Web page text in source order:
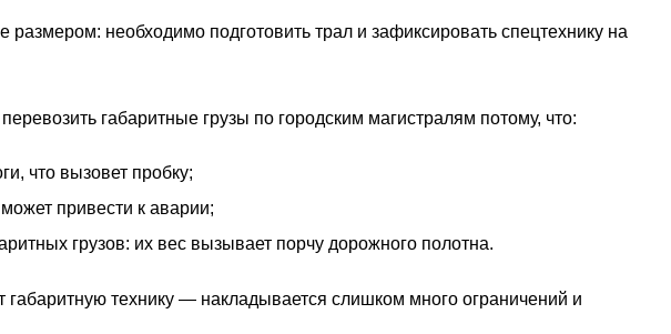
размером: необходимо подготовить трал и зафиксировать спецтехнику на
габаритные грузы по городским магистралям потому, что:
что вызовет пробку;
привести к аварии;
грузов: их вес вызывает порчу дорожного полотна.
габаритную технику — накладывается слишком много ограничений и